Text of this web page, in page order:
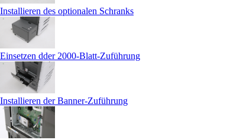
Installieren des optionalen Schranks
Einsetzen dder 2000-Blatt-Zuführung
Installieren der Banner-Zuführung